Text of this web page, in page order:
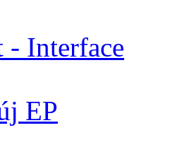
- Interface
EP